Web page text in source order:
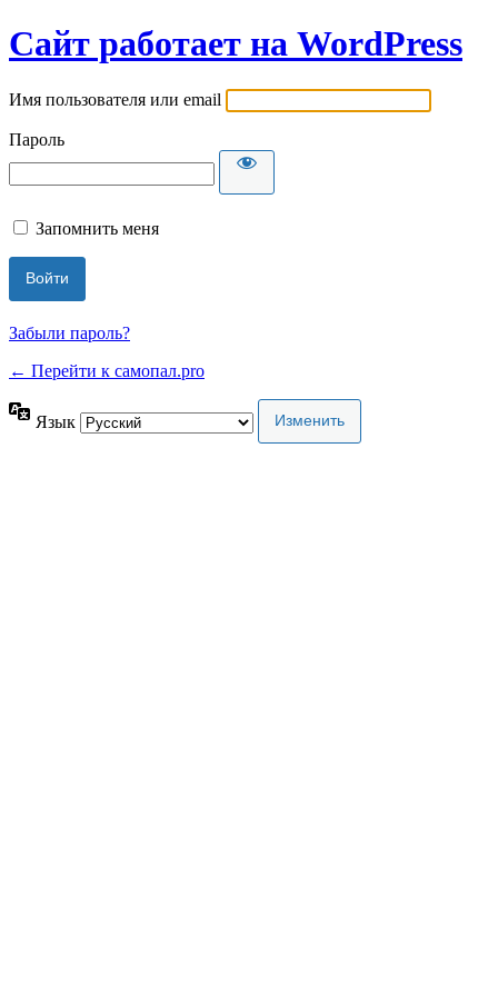
Сайт работает на WordPress
Имя пользователя или email
Пароль
Запомнить меня
Забыли пароль?
← Перейти к самопал.pro
Язык